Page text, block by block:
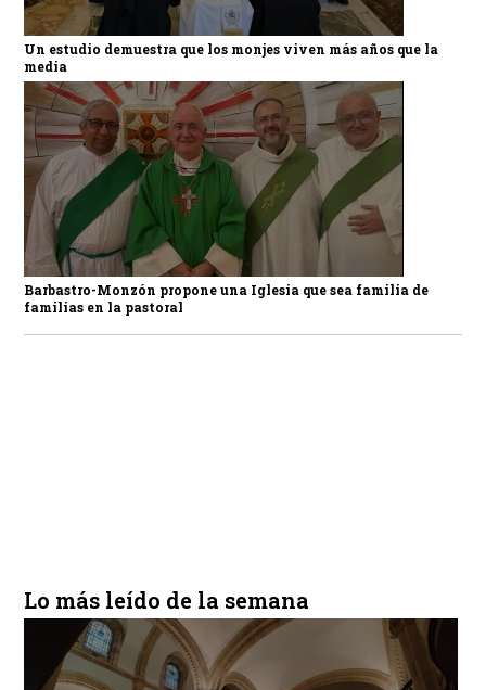
Un estudio demuestra que los monjes viven más años que la
media
Barbastro-Monzón propone una Iglesia que sea familia de
familias en la pastoral
Lo más leído de la semana